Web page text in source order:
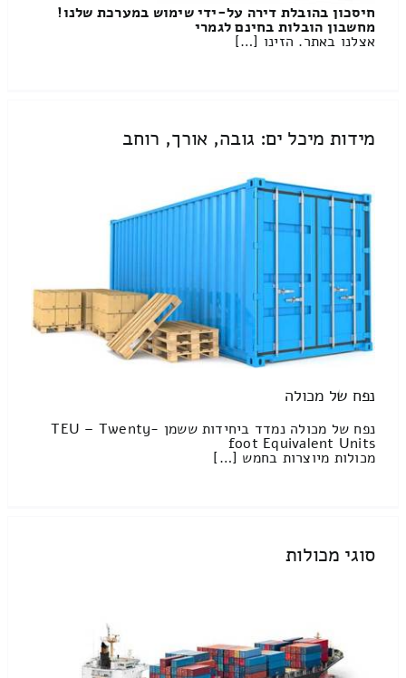
חיסכון בהובלת דירה על-ידי שימוש במערכת שלנו!
מחשבון הובלות בחינם לגמרי
אצלנו באתר. הזינו […]
מידות מיכל ים: גובה, אורך, רוחב
נפח של מכולה
נפח של מכולה נמדד ביחידות ששמן TEU – Twenty-
foot Equivalent Units
מכולות מיוצרות בחמש […]
סוגי מכולות